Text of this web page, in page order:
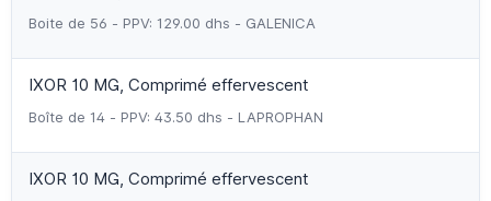
Boite de 56 - PPV: 129.00 dhs - GALENICA
IXOR 10 MG, Comprimé effervescent
Boîte de 14 - PPV: 43.50 dhs - LAPROPHAN
IXOR 10 MG, Comprimé effervescent